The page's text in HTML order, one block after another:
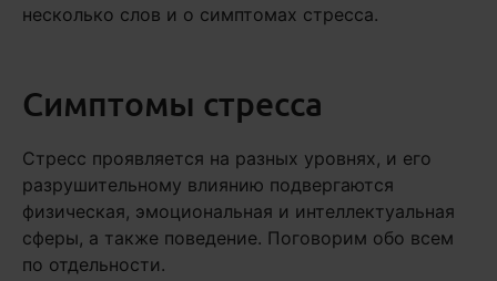
несколько слов и о симптомах стресса.
Симптомы стресса
Стресс проявляется на разных уровнях, и его
разрушительному влиянию подвергаются
физическая, эмоциональная и интеллектуальная
сферы, а также поведение. Поговорим обо всем
по отдельности.